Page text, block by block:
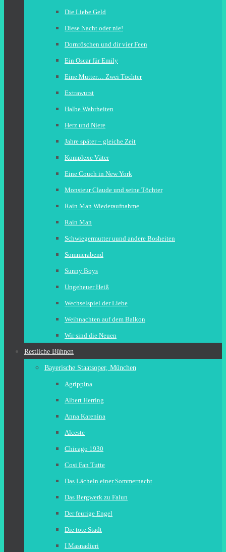
Die Liebe Geld
Diese Nacht oder nie!
Dornröschen und dir vier Feen
Ein Oscar für Emily
Eine Mutter… Zwei Töchter
Extrawurst
Halbe Wahrheiten
Herz und Niere
Jahre später – gleiche Zeit
Komplexe Väter
Eine Couch in New York
Monsieur Claude und seine Töchter
Rain Man Wiederaufnahme
Rain Man
Schwiegermutter uund andere Bosheiten
Sommerabend
Sunny Boys
Ungeheuer Heiß
Wechselspiel der Liebe
Weihnachten auf dem Balkon
Wir sind die Neuen
Restliche Bühnen
Bayerische Staatsoper, München
Agrippina
Albert Herring
Anna Karenina
Alceste
Chicago 1930
Cosi Fan Tutte
Das Lächeln einer Sommernacht
Das Bergwerk zu Falun
Der feurige Engel
Die tote Stadt
I Masnadieri